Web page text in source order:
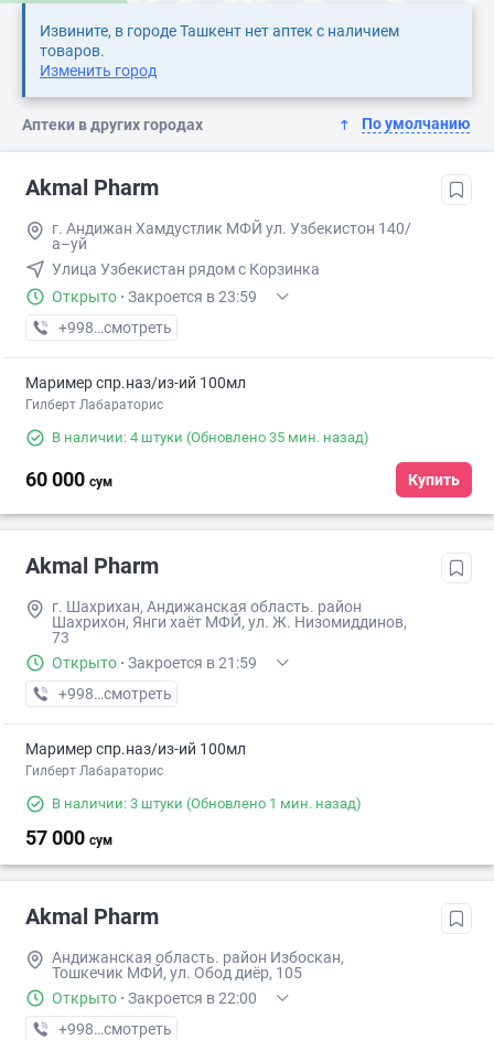
Извините, в городе Ташкент нет аптек с наличием
товаров.
Изменить город
Аптеки в других городах По умолчанию
Akmal Pharm
г. Андижан Хамдустлик МФЙ ул. Узбекистон 140/
а–уй
Улица Узбекистан рядом с Корзинка
Открыто · Закроется в 23:59
+998 (90) XXX-XX-XX
смотреть
Маример спр.наз/из-ий 100мл
Гилберт Лабараторис
В наличии: 4 штуки (Обновлено 35 мин. назад)
60 000 сум Купить
Akmal Pharm
г. Шахрихан, Андижанская область. район
Шахрихон, Янги хаёт МФЙ, ул. Ж. Низомиддинов,
73
Открыто · Закроется в 21:59
+998 (90) XXX-XX-XX
смотреть
Маример спр.наз/из-ий 100мл
Гилберт Лабараторис
В наличии: 3 штуки (Обновлено 1 мин. назад)
57 000 сум
Akmal Pharm
Андижанская область. район Избоскан,
Тошкечик МФЙ, ул. Обод диёр, 105
Открыто · Закроется в 22:00
+998 (88) XXX-XX-XX
смотреть